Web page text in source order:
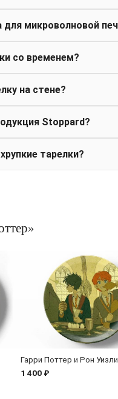
микроволновой
со временем?
на стене?
Stoppard?
тарелки?
Гарри Поттер и Рон Уизли
1 400 ₽